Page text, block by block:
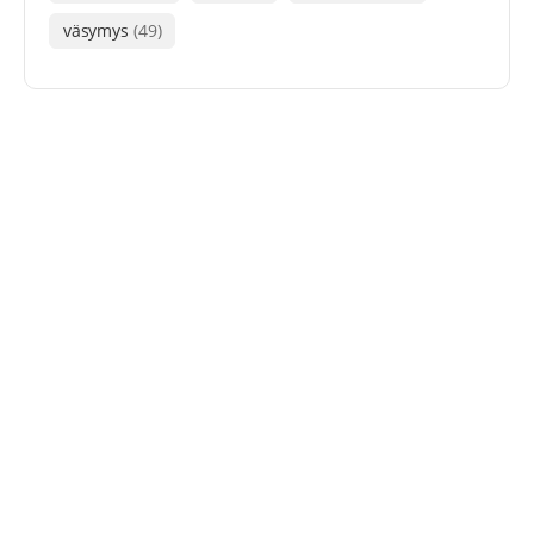
väsymys (49)